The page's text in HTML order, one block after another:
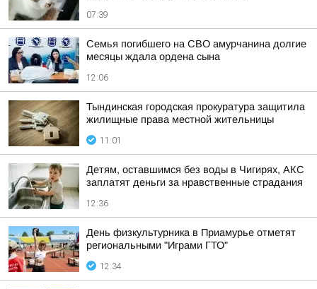
07:39
Семья погибшего на СВО амурчанина долгие
месяцы ждала ордена сына
12:06
Тындинская городская прокуратура защитила
жилищные права местной жительницы
11:01
Детям, оставшимся без воды в Чигирях, АКС
заплатят деньги за нравственные страдания
12:36
День физкультурника в Приамурье отметят
региональными "Играми ГТО"
12:34